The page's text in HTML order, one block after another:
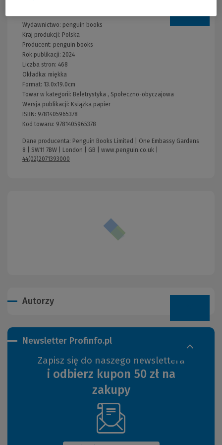
Wydawnictwo: penguin books
Kraj produkcji: Polska
Producent: penguin books
Rok publikacji: 2024
Liczba stron: 468
Okładka: miękka
Format: 13.0x19.0cm
Towar w kategorii: Beletrystyka , Społeczno-obyczajowa
Wersja publikacji: Książka papier
ISBN: 9781405965378
Kod towaru: 9781405965378
Dane producenta: Penguin Books Limited | One Embassy Gardens
8 | SW11 7BW | London | GB | www.penguin.co.uk
44(02)2071393000
Autorzy
Newsletter Profinfo.pl
Zapisz się do naszego newslettera
i odbierz kupon 50 zł na
zakupy
(Nowe
okno)